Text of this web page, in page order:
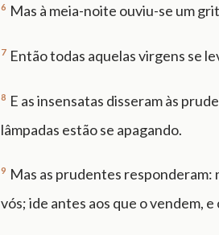
6 Mas à meia-noite ouviu-se um
7 Então todas aquelas virgens se
8 E as insensatas disseram às
lâmpadas estão se apagando.
9 Mas as prudentes responderam:
vós; ide antes aos que o vendem,